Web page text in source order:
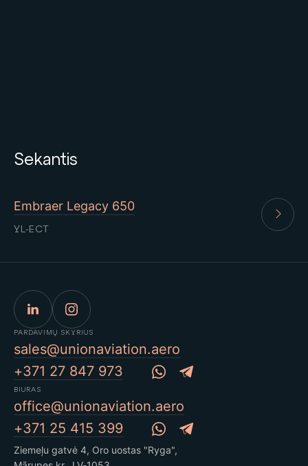
Sekantis
Embraer Legacy 650
YL-ECT
PARDAVIMŲ SKYRIUS
sales@unionaviation.aero
+371 27 847 973
BIURAS
office@unionaviation.aero
+371 25 415 399
Ziemeļu gatvė 4, Oro uostas "Ryga",